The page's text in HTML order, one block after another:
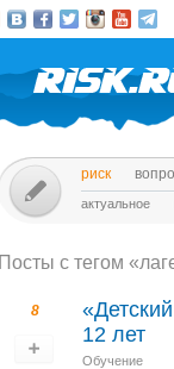
риск
актуальное
Посты c тегом
8
12 лет
Обучение